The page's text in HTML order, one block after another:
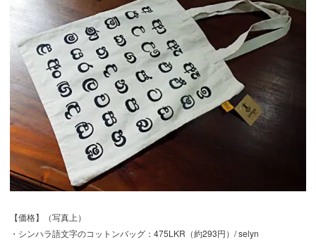
【価格】（写真上）
・シンハラ語文字のコットンバッグ：475LKR（約293円）/ selyn